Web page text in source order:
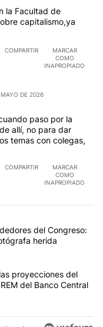
la Facultad de
capitalismo,ya
COMPARTIR
MARCAR
COMO
INAPROPIADO
DE 2026
paso por la
allí, no para dar
temas con colegas,
COMPARTIR
MARCAR
COMO
INAPROPIADO
comentarios en los
violencia sigue en los
del Congreso:
herida
y dólar: cuáles
proyecciones del
del Banco Central